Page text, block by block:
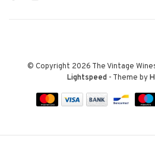
© Copyright 2026 The Vintage
Lightspeed- Theme by